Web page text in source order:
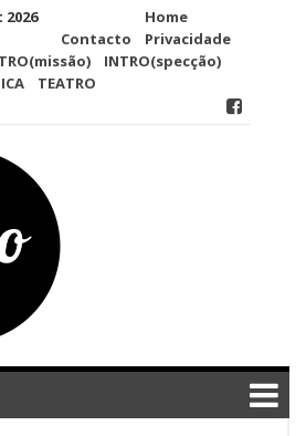
Contacto
Home
Privacidade
INTRO(specção)
TEATRO